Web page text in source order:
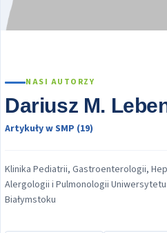
NASI AUTORZY
Dariusz M.
Artykuły w SMP (19)
Klinika Pediatrii, Gastroenterologii,
Alergologii i Pulmonologii
Białymstoku